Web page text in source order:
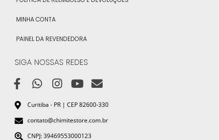
MINHA CONTA
PAINEL DA REVENDEDORA
SIGA NOSSAS REDES
Curitiba - PR | CEP 82600-330
contato@chimitestore.com.br
CNPJ: 39469553000123